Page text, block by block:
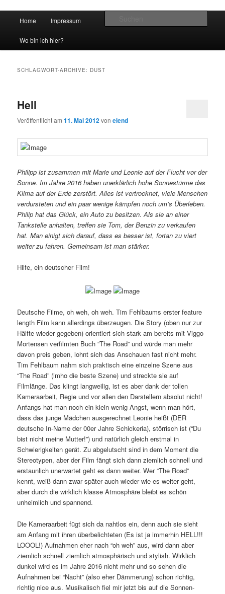
vidgames.de
Zum Inhalt wechseln
Zum sekundären Inhalt wechseln
Home Impressum
Wo bin ich hier?
SCHLAGWORT-ARCHIVE: DUST
Hell
Veröffentlicht am11. Mai 2012vonelend
Philipp ist zusammen mit Marie und Leonie auf der Flucht vor der
Sonne. Im Jahre 2016 haben unerklärlich hohe Sonnestürme das
Klima auf der Erde zerstört. Alles ist vertrocknet, viele Menschen
verdursteten und ein paar wenige kämpfen noch um’s Überleben.
Philip hat das Glück, ein Auto zu besitzen. Als sie an einer
Tankstelle anhalten, treffen sie Tom, der Benzin zu verkaufen
hat. Man einigt sich darauf, dass es besser ist, fortan zu viert
weiter zu fahren. Gemeinsam ist man stärker.
Hilfe, ein deutscher Film!
Deutsche Filme, oh weh, oh weh. Tim Fehlbaums erster feature
length Film kann allerdings überzeugen. Die Story (oben nur zur
Hälfte wieder gegeben) orientiert sich stark am bereits mit Viggo
Mortensen verfilmten Buch “The Road” und würde man mehr
davon preis geben, lohnt sich das Anschauen fast nicht mehr.
Tim Fehlbaum nahm sich praktisch eine einzelne Szene aus
“The Road” (imho die beste Szene) und streckte sie auf
Filmlänge. Das klingt langweilig, ist es aber dank der tollen
Kameraarbeit, Regie und vor allen den Darstellern absolut nicht!
Anfangs hat man noch ein klein wenig Angst, wenn man hört,
dass das junge Mädchen ausgerechnet Leonie heißt (DER
deutsche In-Name der 00er Jahre Schickeria), störrisch ist (“Du
bist nicht meine Mutter!”) und natürlich gleich erstmal in
Schwierigkeiten gerät. Zu abgelutscht sind in dem Moment die
Stereotypen, aber der Film fängt sich dann ziemlich schnell und
erstaunlich unerwartet geht es dann weiter. Wer “The Road”
kennt, weiß dann zwar später auch wieder wie es weiter geht,
aber durch die wirklich klasse Atmosphäre bleibt es schön
unheimlich und spannend.
Die Kameraarbeit fügt sich da nahtlos ein, denn auch sie sieht
am Anfang mit ihren überbelichteten (Es ist ja immerhin HELL!!!
LOOOL!) Aufnahmen eher nach “oh weh” aus, wird dann aber
ziemlich schnell ziemlich atmosphärisch und stylish. Wirklich
dunkel wird es im Jahre 2016 nicht mehr und so sehen die
Aufnahmen bei “Nacht” (also eher Dämmerung) schon richtig,
richtig nice aus. Musikalisch fiel mir jetzt bis auf die Sonnen-